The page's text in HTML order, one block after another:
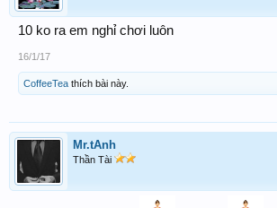
10 ko ra em nghỉ chơi luôn
16/1/17
CoffeeTea thích bài này.
Mr.tAnh
Thần Tài